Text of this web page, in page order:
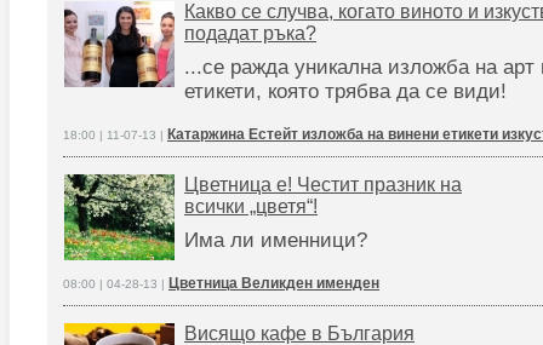
Какво се случва, когато виното и
подадат ръка?
...се ражда уникална изложба на арт
етикети, която трябва да се види!
18:00 | 11-07-13 | Катаржина Естейт изложба на винени етикети
Цветница е! Честит празник на
всички „цветя“!
Има ли именници?
08:00 | 04-28-13 | Цветница Великден именден
Висящо кафе в България